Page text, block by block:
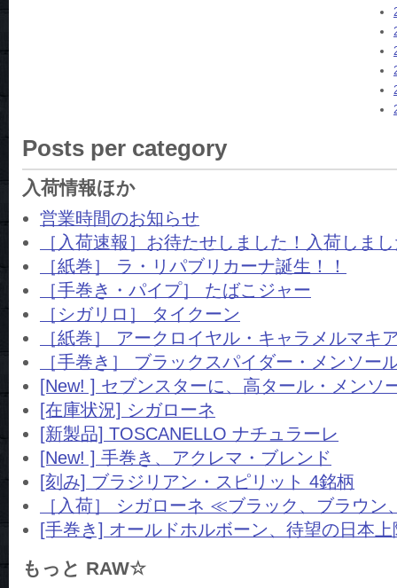
Posts per category
入荷情報ほか
営業時間のお知らせ
［入荷速報］お待たせしました！入荷しま
［紙巻］ ラ・リパブリカーナ誕生！！
［手巻き・パイプ］ たばこジャー
［シガリロ］ タイクーン
［紙巻］ アークロイヤル・キャラメルマキ
［手巻き］ ブラックスパイダー・メンソー
[New! ] セブンスターに、高タール・メンソ
[在庫状況] シガローネ
[新製品] TOSCANELLO ナチュラーレ
[New! ] 手巻き、アクレマ・ブレンド
[刻み] ブラジリアン・スピリット 4銘柄
［入荷］ シガローネ ≪ブラック、ブラウ
[手巻き] オールドホルボーン、待望の日本上
もっと RAW☆